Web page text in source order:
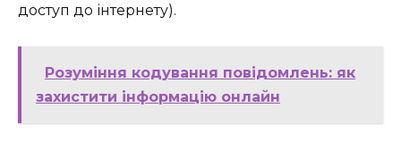
доступ до інтернету).
Розуміння кодування повідомлень: як
захистити інформацію онлайн